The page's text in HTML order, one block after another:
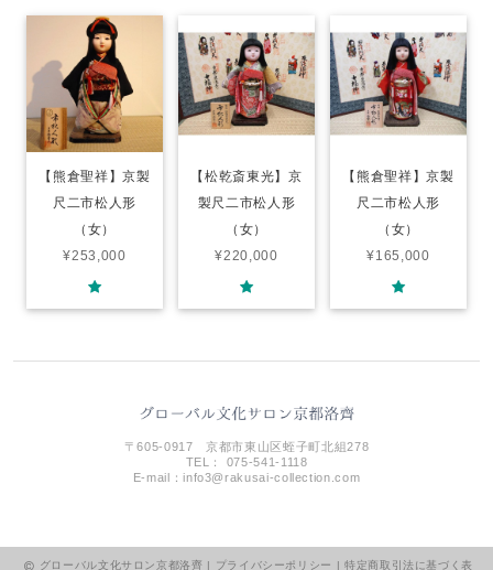
【熊倉聖祥】京製
尺二市松人形
（女）
¥253,000
【松乾斎東光】京
製尺二市松人形
（女）
¥220,000
【熊倉聖祥】京製
尺二市松人形
（女）
¥165,000
〒605-0917 京都市東山区蛭子町北組278
TEL： 075-541-1118
E-mail：info3@rakusai-collection.com
グローバル文化サロン京都洛齊 | プライバシーポリシー | 特定商取引法に基づく表